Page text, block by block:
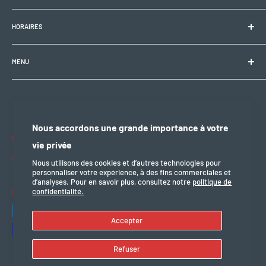
Nous accordons une grande importance à votre
vie privée
Nous utilisons des cookies et d’autres technologies pour
personnaliser votre expérience, à des fins commerciales et
d’analyses. Pour en savoir plus, consultez notre politique de
confidentialité.
Accepter
Refuser
1008 Prilly (VD), Suisse
+41 21 946 10 30
HORAIRES
MENU
Condition générale et de service
Politique de remboursement
mention légal
Nous suivre
Nous acceptons